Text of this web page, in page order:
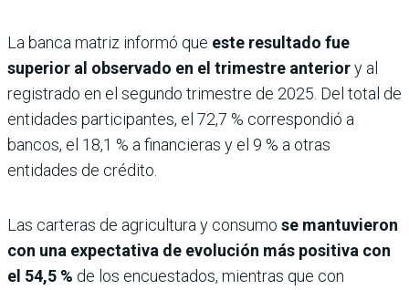
La banca matriz informó que este resultado fue
superior al observado en el trimestre anteriory al
registrado en el segundo trimestre de 2025. Del total de
entidades participantes, el 72,7 % correspondió a
bancos, el 18,1 % a financieras y el 9 % a otras
entidades de crédito.
Las carteras de agricultura y consumo se mantuvieron
con una expectativa de evolución más positiva con
el 54,5 % de los encuestados, mientras que con